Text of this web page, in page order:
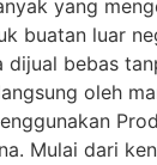
yang
buatan luar
bebas
oleh
Mulai dari